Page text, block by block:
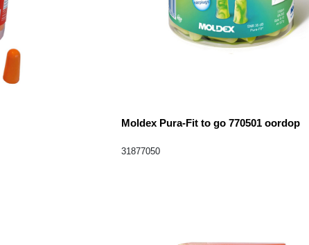
Moldex Pura-Fit to go 770501 oordop
31877050